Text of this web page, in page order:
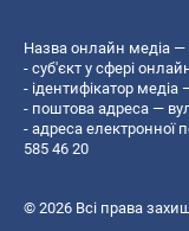
Назва онлайн медіа —
- суб'єкт у сфері
- ідентифікатор медіа
- поштова адреса —
- адреса електронної
585 46 20
© 2026 Всі права